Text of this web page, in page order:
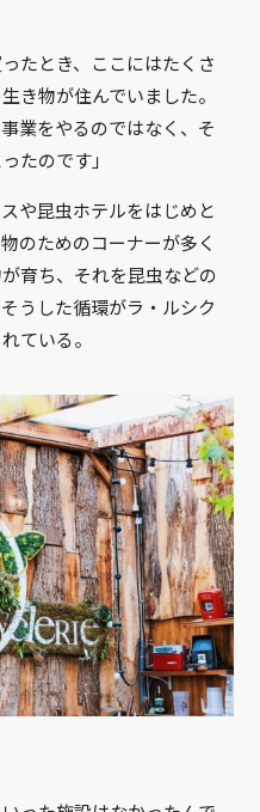
たとき、ここにはたくさ
き物が住んでいました。
業をやるのではなく、そ
たのです」
や昆虫ホテルをはじめと
のためのコーナーが多く
育ち、それを昆虫などの
うした循環がラ・ルシク
ている。